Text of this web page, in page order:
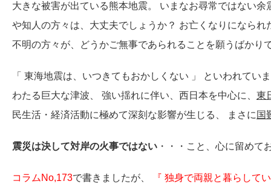
大きな被害が出ている熊本地震。 いまなお尋常ではない
や知人の方々は、大丈夫でしょうか？ お亡くなりになら
不明の方々が、どうかご無事であられることを願うばかり
「 東海地震は、いつきてもおかしくない 」 といわれて
わたる巨大な津波、 強い揺れに伴い、西日本を中心に、 東
民生活・経済活動に極めて深刻な影響が生じる、 まさに 国
震災は決して対岸の火事ではない ・・・こと、心に留めて
コラムNo,173で書きましたが、
『 独身で両親と暮らして